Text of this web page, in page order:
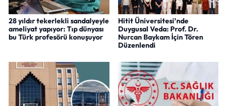
28 yıldır tekerlekli sandalyeyle
ameliyat yapıyor: Tıp dünyası
bu Türk profesörü konuşuyor
Hitit Üniversitesi’nde
Duygusal Veda: Prof. Dr.
Nurcan Baykam İçin Tören
Düzenlendi